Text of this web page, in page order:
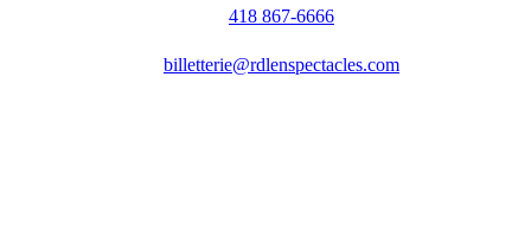
418 867-6666
billetterie@rdlenspectacles.com